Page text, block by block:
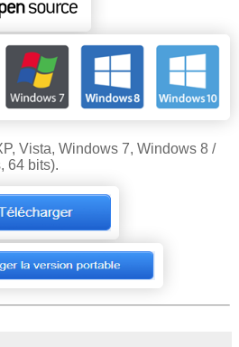
Vista, Windows 7, Windows 8 /
64 bits).